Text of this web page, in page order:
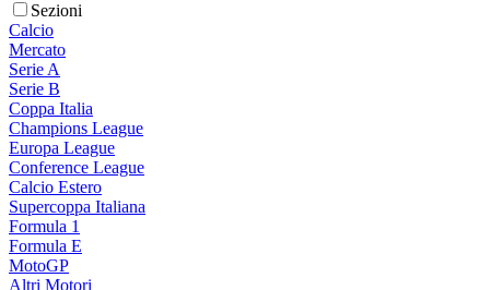
Sezioni
Calcio
Mercato
Serie A
Serie B
Coppa Italia
Champions League
Europa League
Conference League
Calcio Estero
Supercoppa Italiana
Formula 1
Formula E
MotoGP
Altri Motori